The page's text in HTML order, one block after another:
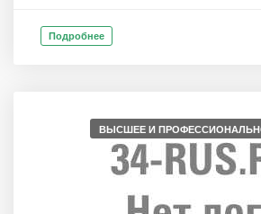
Подробнее
ВЫСШЕЕ И